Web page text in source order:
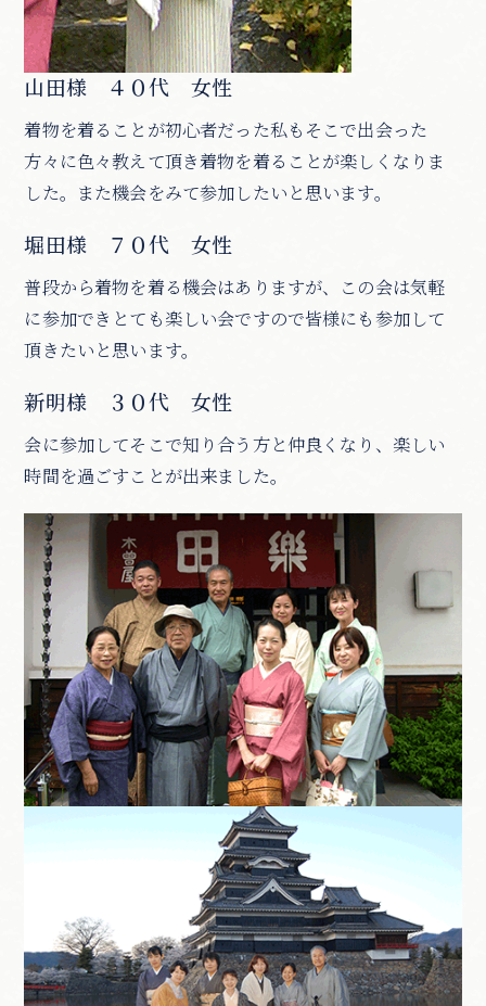
山田様 ４０代 女性
着物を着ることが初心者だった私もそこで出会った
方々に色々教えて頂き着物を着ることが楽しくなりま
した。また機会をみて参加したいと思います。
堀田様 ７０代 女性
普段から着物を着る機会はありますが、この会は気軽
に参加できとても楽しい会ですので皆様にも参加して
頂きたいと思います。
新明様 ３０代 女性
会に参加してそこで知り合う方と仲良くなり、楽しい
時間を過ごすことが出来ました。